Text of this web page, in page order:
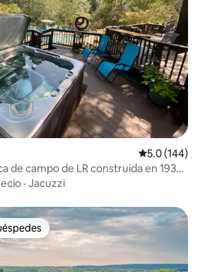
Calificación
5.0 (144)
de campo de LR construida en 1938
· Jacuzzi
preferido